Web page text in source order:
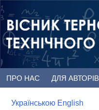
ПРО НАС ДЛЯ АВТОРІВ
Українською English